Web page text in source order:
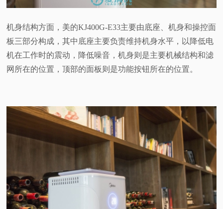
机身结构方面，美的KJ400G-E33主要由底座、机身和操控面
板三部分构成，其中底座主要负责维持机身水平，以降低电
机在工作时的震动，降低噪音，机身则是主要机械结构和滤
网所在的位置，顶部的面板则是功能按钮所在的位置。